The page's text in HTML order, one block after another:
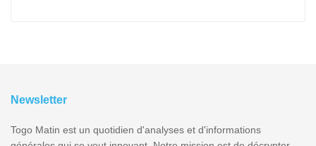
Newsletter
Togo Matin est un quotidien d'analyses et d'informations